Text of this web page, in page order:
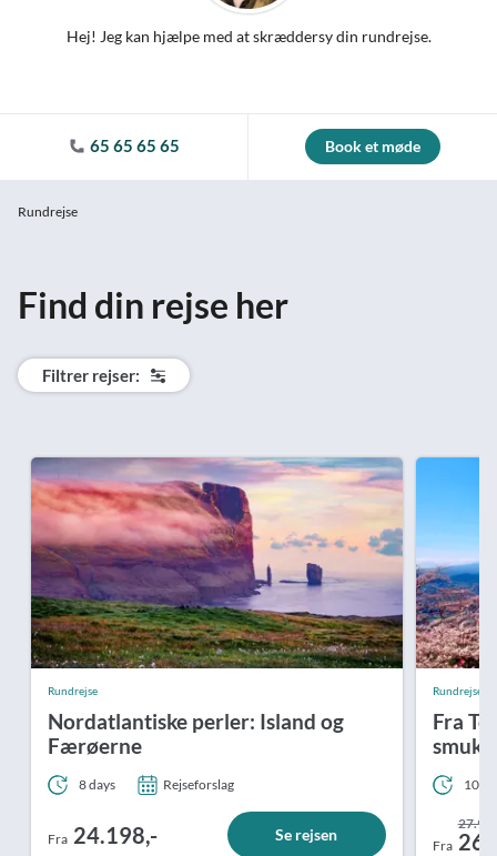
Hej! Jeg kan hjælpe med at skræddersy din rundrejse.
65 65 65 65 Book et møde
Rundrejse
Find din rejse her
Filtrer rejser:
Rundrejse
Nordatlantiske perler: Island og
Færøerne
8 days Rejseforslag
Fra 24.198,- Se rejsen
Rundrejse /
Fra
10
Fra